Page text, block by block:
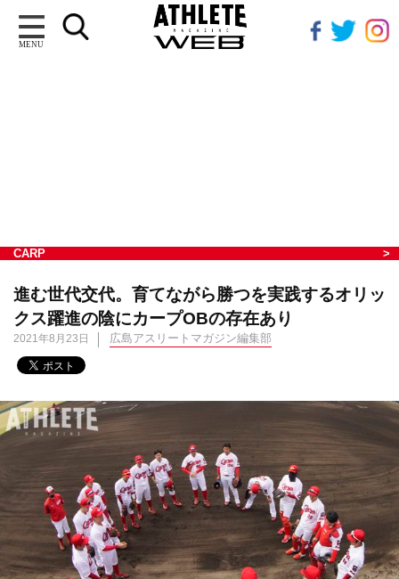
MENU
CARP
進む世代交代。育てながら勝つを実践するオリッ
クス躍進の陰にカープOBの存在あり
2021年8月23日 広島アスリートマガジン編集部